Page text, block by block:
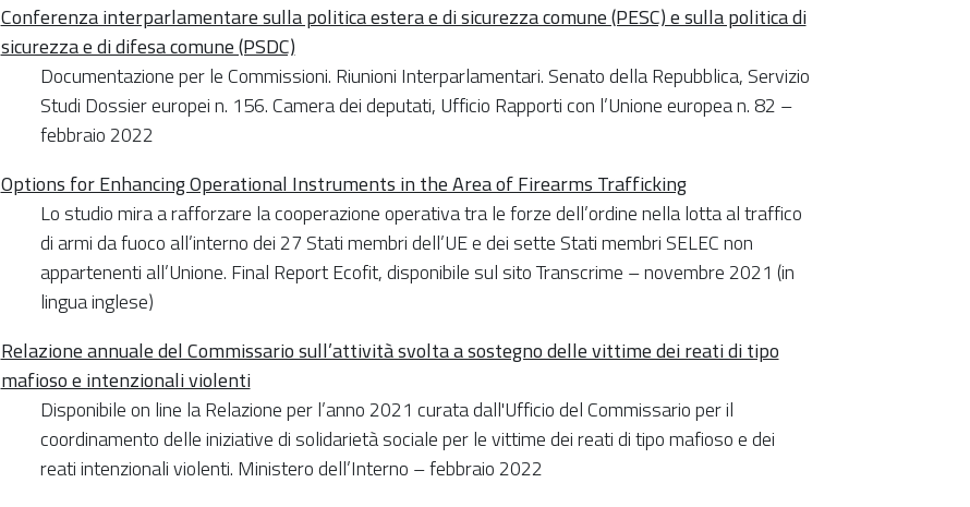
Conferenza interparlamentare sulla politica estera e di sicurezza comune (PESC) e sulla politica di
sicurezza e di difesa comune (PSDC)
Documentazione per le Commissioni. Riunioni Interparlamentari. Senato della Repubblica, Servizio
Studi Dossier europei n. 156. Camera dei deputati, Ufficio Rapporti con l’Unione europea n. 82 –
febbraio 2022
Options for Enhancing Operational Instruments in the Area of Firearms Trafficking
Lo studio mira a rafforzare la cooperazione operativa tra le forze dell’ordine nella lotta al traffico
di armi da fuoco all’interno dei 27 Stati membri dell’UE e dei sette Stati membri SELEC non
appartenenti all’Unione. Final Report Ecofit, disponibile sul sito Transcrime – novembre 2021 (in
lingua inglese)
Relazione annuale del Commissario sull’attività svolta a sostegno delle vittime dei reati di tipo
mafioso e intenzionali violenti
Disponibile on line la Relazione per l’anno 2021 curata dall'Ufficio del Commissario per il
coordinamento delle iniziative di solidarietà sociale per le vittime dei reati di tipo mafioso e dei
reati intenzionali violenti. Ministero dell’Interno – febbraio 2022